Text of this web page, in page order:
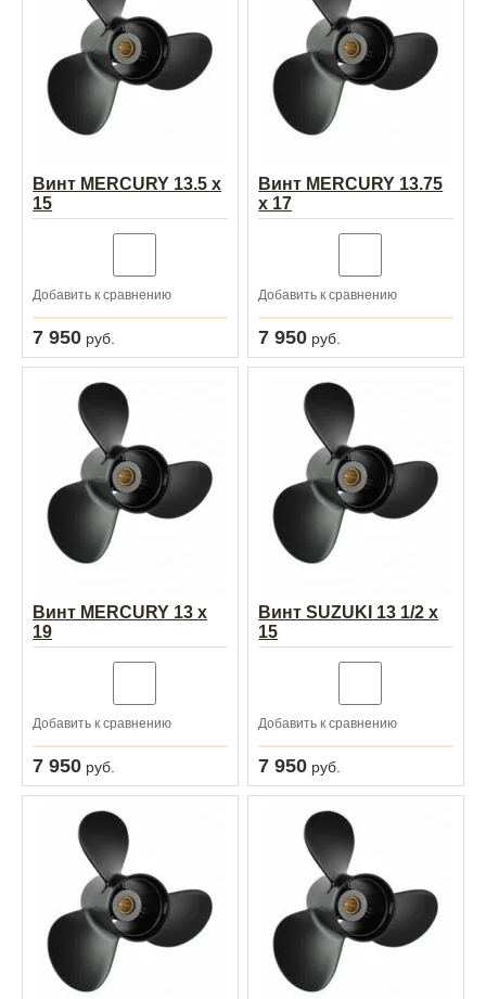
Винт MERCURY 13.5 x
15
Добавить к сравнению
7 950 руб.
Винт MERCURY 13.75
x 17
Добавить к сравнению
7 950 руб.
Винт MERCURY 13 x
19
Добавить к сравнению
7 950 руб.
Винт SUZUKI 13 1/2 х
15
Добавить к сравнению
7 950 руб.